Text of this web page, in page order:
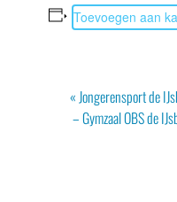
Toevoegen aan
Evenement
Navigatie
«Jongerensport de
– Gymzaal OBS de